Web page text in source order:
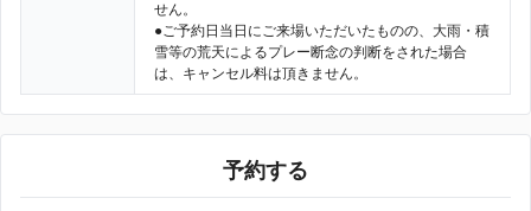
せん。
●ご予約日当日にご来場いただいたものの、大雨・積
雪等の荒天によるプレー断念の判断をされた場合
は、キャンセル料は頂きません。
予約する